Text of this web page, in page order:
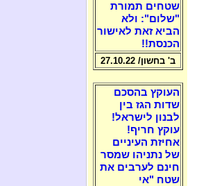
שטחים תמורת
"שלום": ולא
הביא זאת לאישור
הכנסת!!
ב' בחשון/ 27.10.22
העוקץ בהסכם
שדות הגז בין
לבנון לישראל!
עוקץ חריף!
אחיזת העיניים
של נתניהו שמסר
חינם לערבים את
שטח "אי